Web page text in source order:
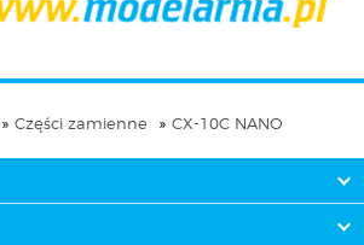
Części zamienne CX-10C NANO